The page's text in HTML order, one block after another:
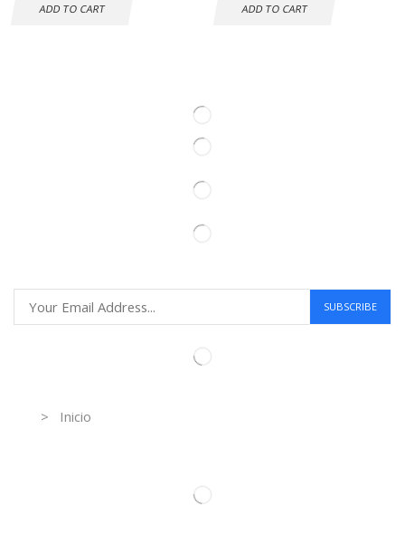
ADD TO CART ADD TO CART
> Inicio